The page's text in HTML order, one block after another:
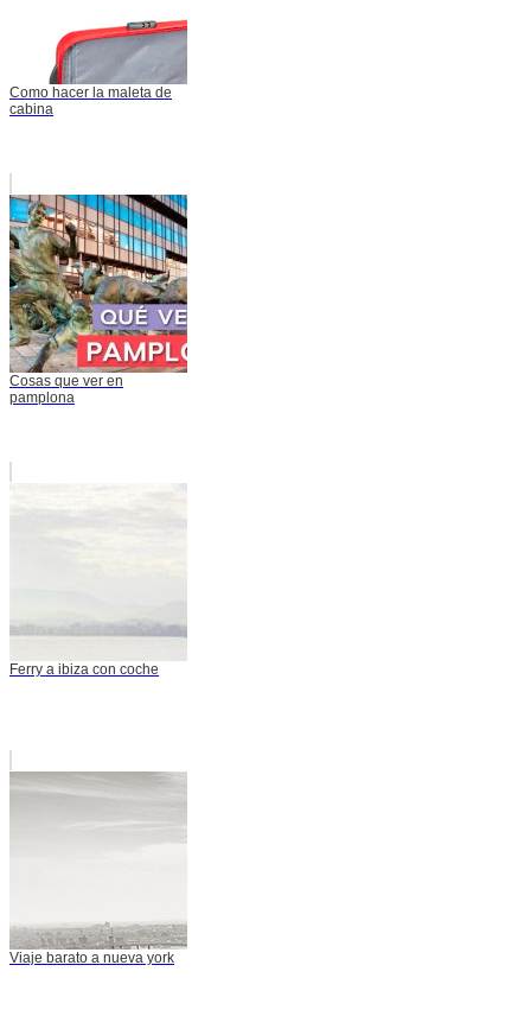
Como hacer la maleta de
cabina
Cosas que ver en
pamplona
Ferry a ibiza con coche
Viaje barato a nueva york